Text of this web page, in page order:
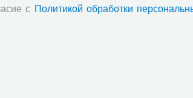
с Политикой обработки